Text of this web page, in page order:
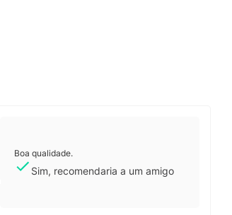
Boa qualidade.
Sim, recomendaria a um amigo